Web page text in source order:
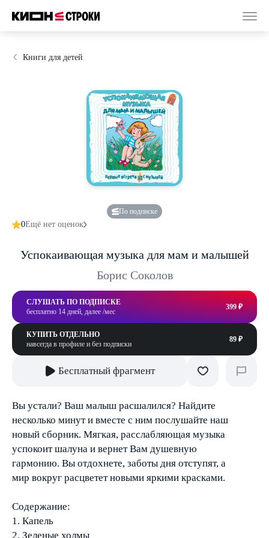
Книги для детей
По подписке
0Ещё нет оценок
Успокаивающая музыка для мам и малышей
Борис Соколов
СЛУШАТЬ ПО ПОДПИСКЕ
бесплатно 14 дней, далее /мес
399 ₽
КУПИТЬ ОТДЕЛЬНО
навсегда в профиле и без подписки
89 ₽
Бесплатный фрагмент
Вы устали? Ваш малыш расшалился? Найдите
несколько минут и вместе с ним послушайте наш
новый сборник. Мягкая, расслабляющая музыка
успокоит шалуна и вернет Вам душевную
гармонию. Вы отдохнете, заботы дня отступят, а
мир вокруг расцветет новыми яркими красками.
Содержание:
1. Капель
2. Зеленые холмы